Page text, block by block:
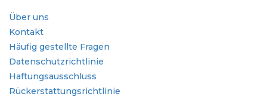
Über uns
Kontakt
Häufig gestellte Fragen
Datenschutzrichtlinie
Haftungsausschluss
Rückerstattungsrichtlinie